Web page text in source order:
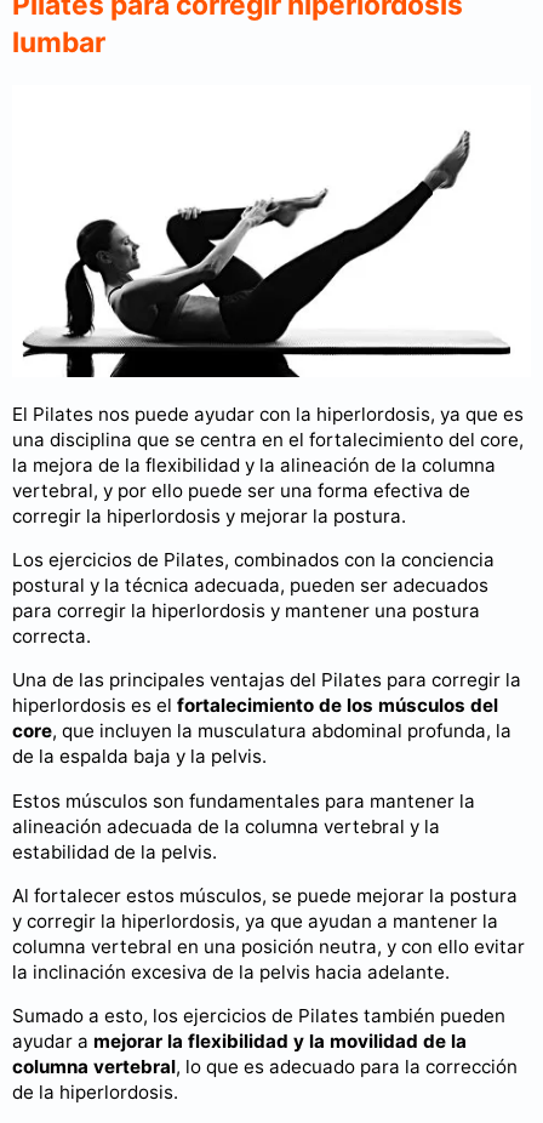
lumbar
El Pilates nos puede ayudar con la hiperlordosis, ya que es
una disciplina que se centra en el fortalecimiento del core,
la mejora de la flexibilidad y la alineación de la columna
vertebral, y por ello puede ser una forma efectiva de
corregir la hiperlordosis y mejorar la postura.
Los ejercicios de Pilates, combinados con la conciencia
postural y la técnica adecuada, pueden ser adecuados
para corregir la hiperlordosis y mantener una postura
correcta.
Una de las principales ventajas del Pilates para corregir la
hiperlordosis es el fortalecimiento de los músculos del
core, que incluyen la musculatura abdominal profunda, la
de la espalda baja y la pelvis.
Estos músculos son fundamentales para mantener la
alineación adecuada de la columna vertebral y la
estabilidad de la pelvis.
Al fortalecer estos músculos, se puede mejorar la postura
y corregir la hiperlordosis, ya que ayudan a mantener la
columna vertebral en una posición neutra, y con ello evitar
la inclinación excesiva de la pelvis hacia adelante.
Sumado a esto, los ejercicios de Pilates también pueden
ayudar a mejorar la flexibilidad y la movilidad de la
columna vertebral, lo que es adecuado para la corrección
de la hiperlordosis.